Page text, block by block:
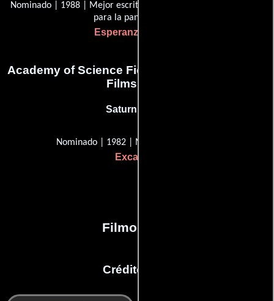
Nominado | 1988 | Mejor escritura, guión escrito directamente
para la pantalla
Esperanza y gloria
Academy of Science Fiction, Fantasy & Horror
Films, USA
Saturn Award
Nominado | 1982 | Mejor director
Excalibur
Filmografía
Créditos en: